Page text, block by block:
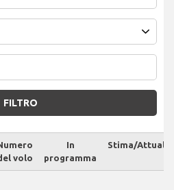
FILTRO
volo
In
programma
Stima/Attuale